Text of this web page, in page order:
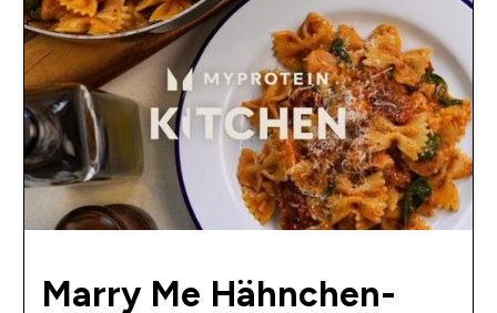
Marry Me Hähnchen-